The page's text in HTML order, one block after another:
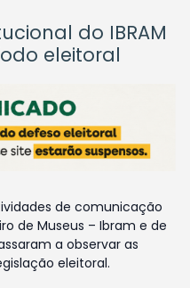
do IBRAM
eleitoral
de comunicação
de Museus – Ibram e de
a observar as
eleitoral.